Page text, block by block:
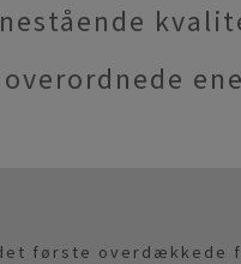
første overdækkede